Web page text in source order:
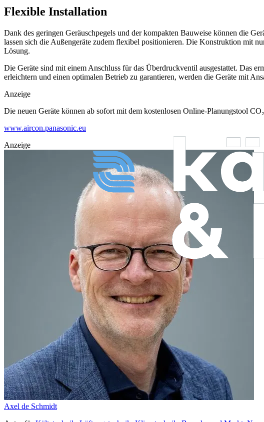
Flexible Installation
Dank des geringen Geräuschpegels und der kompakten Bauweise können die
lassen sich die Außengeräte zudem flexibel positionieren. Die Konstruktion mit
Lösung.
Die Geräte sind mit einem Anschluss für das Überdruckventil ausgestattet. Das
erleichtern und einen optimalen Betrieb zu garantieren, werden die Geräte mit
Anzeige
Die neuen Geräte können ab sofort mit dem kostenlosen Online-Planungstool
www.aircon.panasonic.eu
Anzeige
Axel de Schmidt